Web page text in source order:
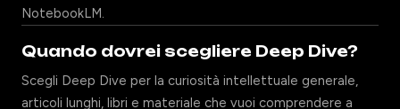
NotebookLM.
Quando dovrei scegliere Deep Dive?
Scegli Deep Dive per la curiosità intellettuale generale,
articoli lunghi, libri e materiale che vuoi comprendere a